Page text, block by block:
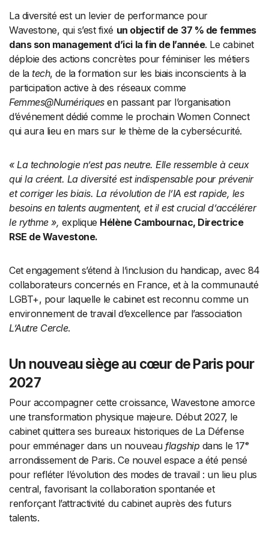
La diversité est un levier de performance pour
Wavestone, qui s’est fixé un objectif de 37 % de femmes
dans son management d’ici la fin de l’année. Le cabinet
déploie des actions concrètes pour féminiser les métiers
de latech, de la formation sur les biais inconscients à la
participation active à des réseaux comme
Femmes@Numériquesen passant par l’organisation
d’événement dédié comme le prochain Women Connect
qui aura lieu en mars sur le thème de la cybersécurité.
« La technologie n’est pas neutre. Elle ressemble à ceux
qui la créent. La diversité est indispensable pour prévenir
et corriger les biais. La révolution de l’IA est rapide, les
besoins en talents augmentent, et il est crucial d’accélérer
le rythme », explique Hélène Cambournac, Directrice
RSE de Wavestone.
Cet engagement s’étend à l’inclusion du handicap, avec 84
collaborateurs concernés en France, et à la communauté
LGBT+, pour laquelle le cabinet est reconnu comme un
environnement de travail d’excellence par l’association
L’Autre Cercle.
Un nouveau siège au cœur de Paris pour
2027
Pour accompagner cette croissance, Wavestone amorce
une transformation physique majeure. Début 2027, le
cabinet quittera ses bureaux historiques de La Défense
pour emménager dans un nouveauflagship dans le 17ᵉ
arrondissement de Paris. Ce nouvel espace a été pensé
pour refléter l’évolution des modes de travail : un lieu plus
central, favorisant la collaboration spontanée et
renforçant l’attractivité du cabinet auprès des futurs
talents.